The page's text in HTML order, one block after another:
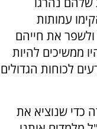
עמותות
ולשפר את חייהם
ממשיכים להיות
לכוחות הגדולים
כדי שנוציא את